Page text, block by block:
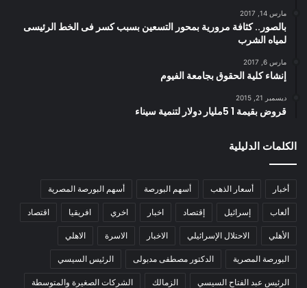
مارس 14, 2017
بالصور.. كثافة مرورية بمحور التسعين بسبب كسر فى الخط الرئيسى
لمياه الشرب
مارس 6, 2017
إنشاء كلية الحقوق بجامعة الفيوم
ديسمبر 21, 2015
قروض بقيمة 1 5مليار دولار لتنمية سيناء
الكلمات الدليلية
أخبار أسعار الذهب أسهم البورصة أسهم البورصة المصرية
ألعاب إسرائيل إقتصاد اخبار اخري افريقيا اقتصاد
الأهلي الاحتلال الإسرائيلي الاخبار الاسرة الاهلي
البورصة المصرية الدكتور مصطفى مدبولى الرئيس السيسي
الرئيس عبد الفتاح السيسي الزمالك الشركات الصغيرة والمتوسطة